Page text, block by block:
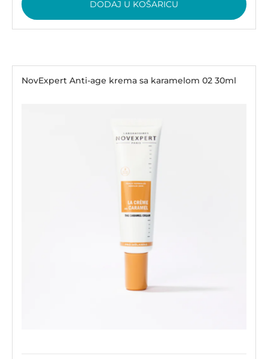
DODAJ U KOŠARICU
NovExpert Anti-age krema sa karamelom 02 30ml